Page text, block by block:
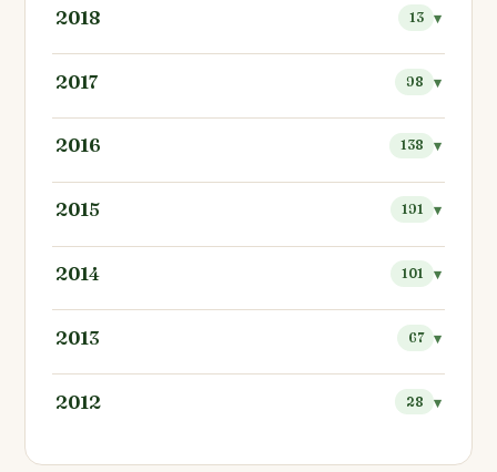
2018 13
2017 98
2016 138
2015 191
2014 101
2013 67
2012 28